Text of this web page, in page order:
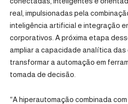
real, impulsionadas pela
inteligência artificial e integração
corporativos. A próxima etapa
ampliar a capacidade analítica
transformar a automação em
tomada de decisão.
“A hiperautomação combinada